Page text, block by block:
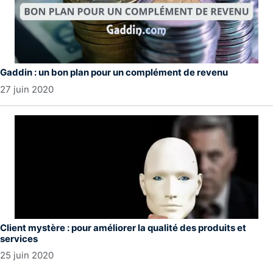
Gaddin : un bon plan pour un complément de revenu
27 juin 2020
Client mystère : pour améliorer la qualité des produits et
services
25 juin 2020